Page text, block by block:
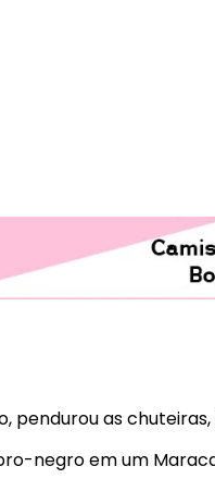
pendurou as chuteiras,
negro em um